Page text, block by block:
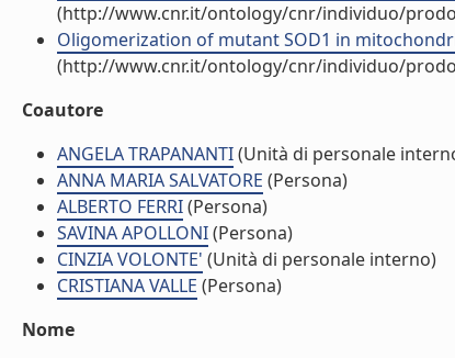
(http://www.cnr.it/ontology/cnr/individuo/
Oligomerization of mutant SOD1 in
(http://www.cnr.it/ontology/cnr/individuo/
Coautore
ANGELA TRAPANANTI(Unità di personale
ANNA MARIA SALVATORE (Persona)
ALBERTO FERRI(Persona)
SAVINA APOLLONI(Persona)
CINZIA VOLONTE' (Unità di personale interno)
CRISTIANA VALLE (Persona)
Nome